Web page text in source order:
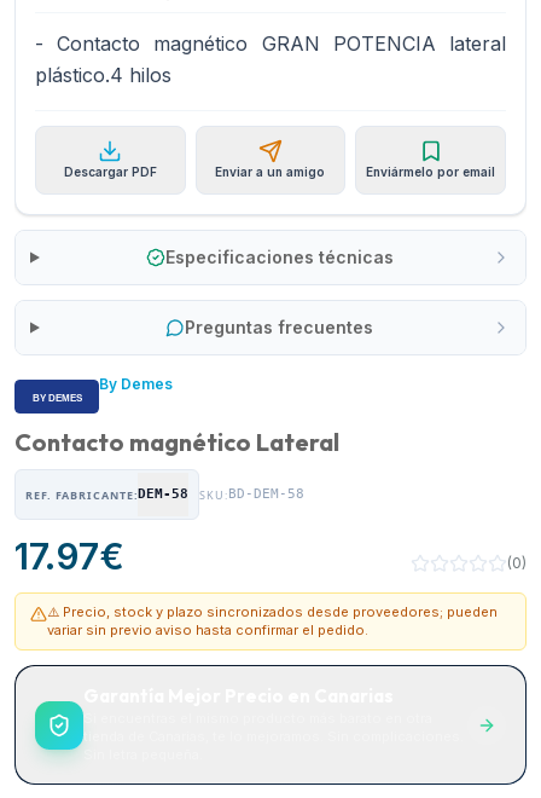
- Contacto magnético GRAN POTENCIA lateral
plástico.4 hilos
Descargar PDF Enviar a un amigo Enviármelo por email
Especificaciones técnicas
Preguntas frecuentes
By Demes
Contacto magnético Lateral
REF. FABRICANTE:DEM-58 SKU:BD-DEM-58
17.97€ (0)
⚠️ Precio, stock y plazo sincronizados desde proveedores; pueden
variar sin previo aviso hasta confirmar el pedido.